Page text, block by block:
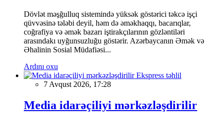
Dövlət məşğulluq sistemində yüksək göstərici təkcə işçi
qüvvəsinə tələbi deyil, həm də əməkhaqqı, bacarıqlar,
coğrafiya və əmək bazarı iştirakçılarının gözləntiləri
arasındakı uyğunsuzluğu göstərir. Azərbaycanın Əmək və
Əhalinin Sosial Müdafiəsi...
Ardını oxu
Ekspress təhlil
7 Avqust 2026, 17:28
Media idarəçiliyi mərkəzləşdirilir